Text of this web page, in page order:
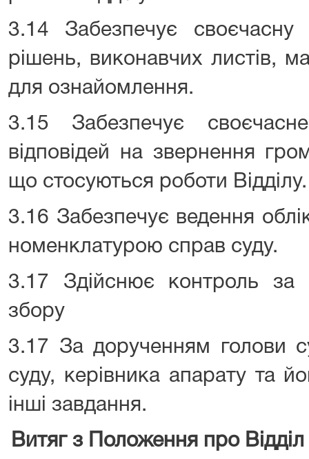
3.14 Забезпечує своєчасну
рішень, виконавчих листів,
для ознайомлення.
3.15 Забезпечує
відповідей на звернення
що стосуються роботи Відділу.
3.16 Забезпечує ведення
номенклатурою справ суду.
3.17 Здійснює контроль за
збору
3.17 За дорученням голови
суду, керівника апарату та
інші завдання.
Витяг з Положення про Відділ